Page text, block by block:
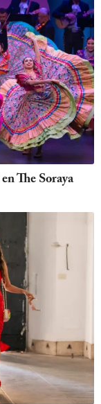
The Soraya